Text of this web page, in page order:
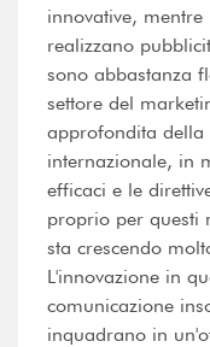
innovative,
realizzano
sono abbastanza
settore del
approfondita della
internazionale, in
efficaci e le
proprio per questi
sta crescendo
L'innovazione in
comunicazione
inquadrano in